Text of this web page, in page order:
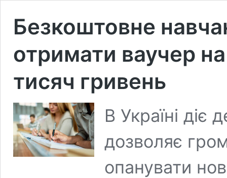
Безкоштовне
отримати ваучер
тисяч гривень
В Україні
дозволяє
опанувати